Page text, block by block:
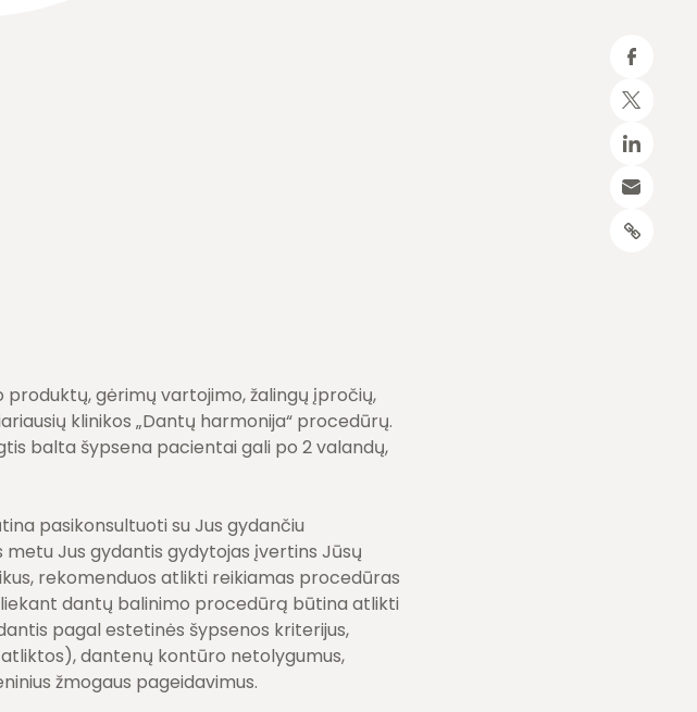
gėrimų vartojimo, žalingų įpročių,
klinikos „Dantų harmonija“ procedūrų.
balta šypsena pacientai gali po 2 valandų,
pasikonsultuoti su Jus gydančiu
Jus gydantis gydytojas įvertins Jūsų
rekomenduos atlikti reikiamas procedūras
dantų balinimo procedūrą būtina atlikti
pagal estetinės šypsenos kriterijus,
dantenų kontūro netolygumus,
žmogaus pageidavimus.